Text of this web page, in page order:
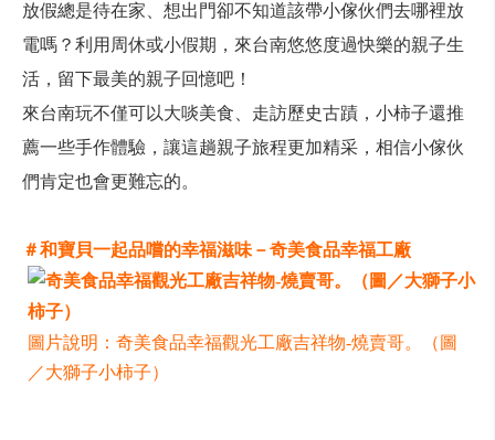
放假總是待在家、想出門卻不知道該帶小傢伙們去哪裡放
電嗎？利用周休或小假期，來台南悠悠度過快樂的親子生
活，留下最美的親子回憶吧！
來台南玩不僅可以大啖美食、走訪歷史古蹟，小柿子還推
薦一些手作體驗，讓這趟親子旅程更加精采，相信小傢伙
們肯定也會更難忘的。
＃和寶貝一起品嚐的幸福滋味－奇美食品幸福工廠
圖片說明：奇美食品幸福觀光工廠吉祥物-燒賣哥。（圖
／大獅子小柿子）